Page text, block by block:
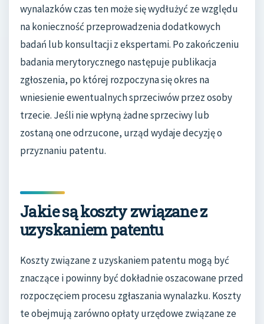
wynalazków czas ten może się wydłużyć ze względu
na konieczność przeprowadzenia dodatkowych
badań lub konsultacji z ekspertami. Po zakończeniu
badania merytorycznego następuje publikacja
zgłoszenia, po której rozpoczyna się okres na
wniesienie ewentualnych sprzeciwów przez osoby
trzecie. Jeśli nie wpłyną żadne sprzeciwy lub
zostaną one odrzucone, urząd wydaje decyzję o
przyznaniu patentu.
Jakie są koszty związane z
uzyskaniem patentu
Koszty związane z uzyskaniem patentu mogą być
znaczące i powinny być dokładnie oszacowane przed
rozpoczęciem procesu zgłaszania wynalazku. Koszty
te obejmują zarówno opłaty urzędowe związane ze